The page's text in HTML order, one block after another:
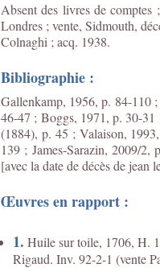
Absent des livres de
Londres ; vente, Sidmouth,
Colnaghi ; acq. 1938.
Bibliographie :
Gallenkamp, 1956, p. 84-110
46-47 ; Boggs, 1971, p. 30-
(1884), p. 45 ; Valaison,
139 ; James-Sarazin, 2009/2,
[avec la date de décès de jean
Œuvres en rapport :
1. Huile sur toile, 1706, H.
Rigaud. Inv. 92-2-1 (vente